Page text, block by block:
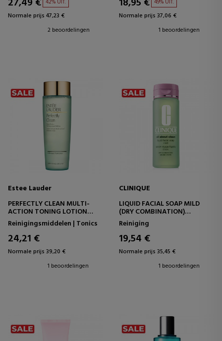
42% UIT.
Normale prijs 47,23 €
2 beoordelingen
49% UIT.
Normale prijs 37,06 €
1 beoordelingen
Estee Lauder
PERFECTLY CLEAN MULTI-
ACTION TONING LOTION
GEZICHTSTONER
Reinigingsmiddelen | Tonics
24,21 €
Normale prijs 39,20 €
1 beoordelingen
CLINIQUE
LIQUID FACIAL SOAP MILD
(DRY COMBINATION)
GEZICHTSREINIGINGSGEL
Reiniging
19,54 €
Normale prijs 35,45 €
1 beoordelingen